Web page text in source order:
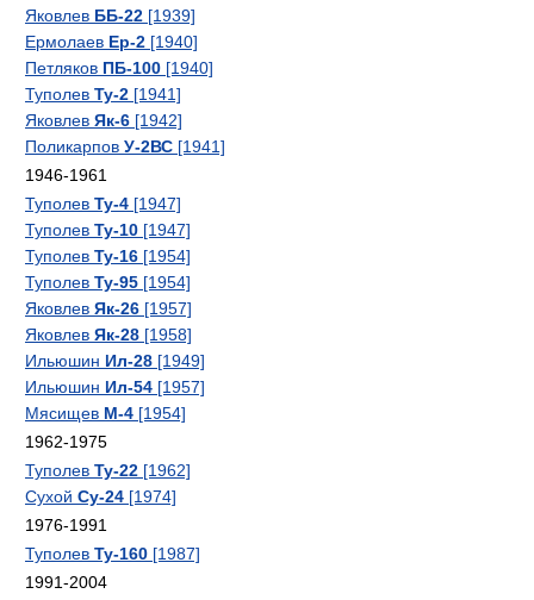
Яковлев ББ-22 [1939]
Ермолаев Ер-2 [1940]
Петляков ПБ-100 [1940]
Туполев Ту-2 [1941]
Яковлев Як-6 [1942]
Поликарпов У-2ВС [1941]
1946-1961
Туполев Ту-4 [1947]
Туполев Ту-10 [1947]
Туполев Ту-16 [1954]
Туполев Ту-95 [1954]
Яковлев Як-26 [1957]
Яковлев Як-28 [1958]
Ильюшин Ил-28 [1949]
Ильюшин Ил-54 [1957]
Мясищев М-4 [1954]
1962-1975
Туполев Ту-22 [1962]
Сухой Су-24 [1974]
1976-1991
Туполев Ту-160 [1987]
1991-2004